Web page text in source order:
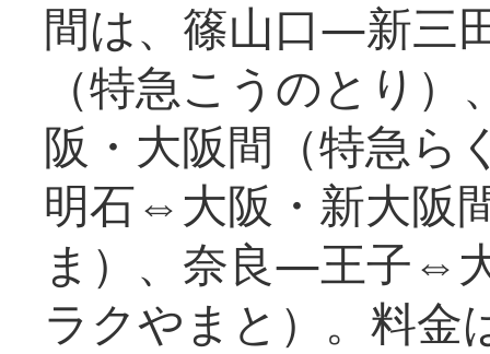
間は、篠山口―新三
（特急こうのとり
阪・大阪間（特急
明石⇔大阪・新大阪
ま）、奈良―王子⇔
ラクやまと）。料金